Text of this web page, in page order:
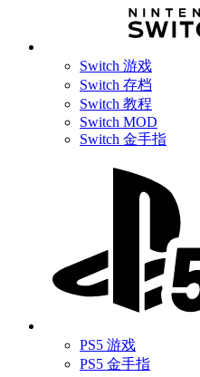
Switch 游戏
Switch 存档
Switch 教程
Switch MOD
Switch 金手指
PS5 游戏
PS5 金手指